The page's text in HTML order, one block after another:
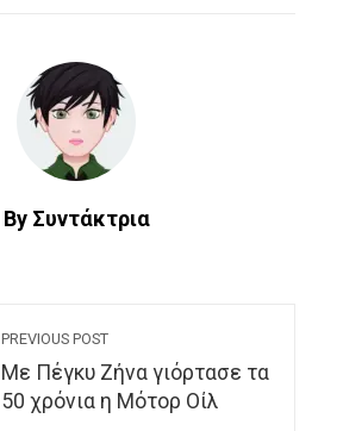
By Συντάκτρια
PREVIOUS POST
Με Πέγκυ Ζήνα γιόρτασε τα
50 χρόνια η Μότορ Οίλ